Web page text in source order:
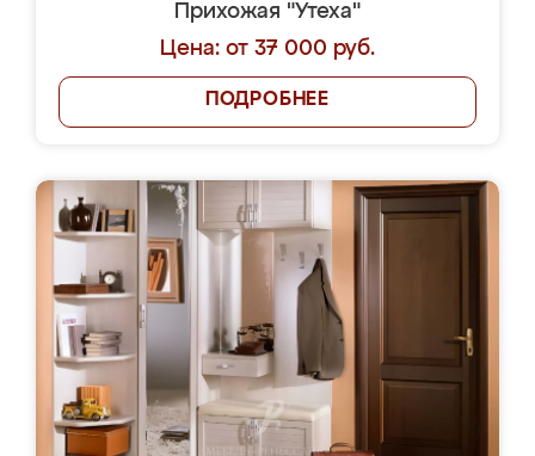
Прихожая "Утеха"
Цена: от 37 000 руб.
ПОДРОБНЕЕ